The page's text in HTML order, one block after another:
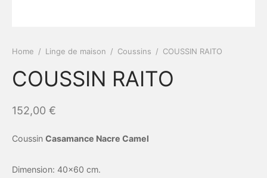
Home / Linge de maison / Coussins / COUSSIN RAITO
COUSSIN RAITO
152,00 €
Coussin Casamance Nacre Camel
Dimension: 40×60 cm.
/ Outdoor